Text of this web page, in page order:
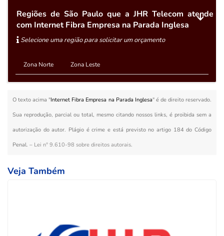
Regiões de São Paulo que a JHR Telecom atende
com Internet Fibra Empresa na Parada Inglesa
Selecione uma região para solicitar um orçamento
Zona Norte Zona Leste
O texto acima "Internet Fibra Empresa na Parada Inglesa" é de direito reservado.
Sua reprodução, parcial ou total, mesmo citando nossos links, é proibida sem a
autorização do autor. Plágio é crime e está previsto no artigo 184 do Código
Penal. – Lei n° 9.610-98 sobre direitos autorais.
Veja Também